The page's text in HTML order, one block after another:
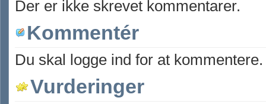
Der er ikke skrevet kommentarer.
Kommentér
Du skal logge ind for at kommentere.
Vurderinger